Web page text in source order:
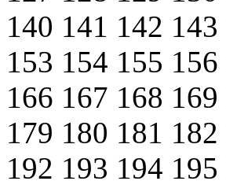
140 141 142 143
153 154 155 156
166 167 168 169
179 180 181 182
192 193 194 195